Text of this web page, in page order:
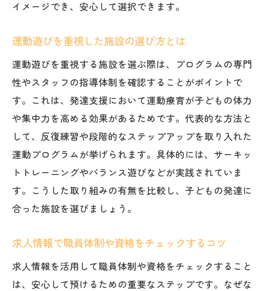
イメージでき、安心して選択できます。
運動遊びを重視した施設の選び方とは
運動遊びを重視する施設を選ぶ際は、プログラムの専門
性やスタッフの指導体制を確認することがポイントで
す。これは、発達支援において運動療育が子どもの体力
や集中力を高める効果があるためです。代表的な方法と
して、反復練習や段階的なステップアップを取り入れた
運動プログラムが挙げられます。具体的には、サーキッ
トトレーニングやバランス遊びなどが実践されていま
す。こうした取り組みの有無を比較し、子どもの発達に
合った施設を選びましょう。
求人情報で職員体制や資格をチェックするコツ
求人情報を活用して職員体制や資格をチェックすること
は、安心して預けるための重要なステップです。なぜな